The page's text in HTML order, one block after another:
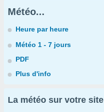
Météo...
Heure par heure
Météo 1 - 7 jours
PDF
Plus d'info
La météo sur votre site